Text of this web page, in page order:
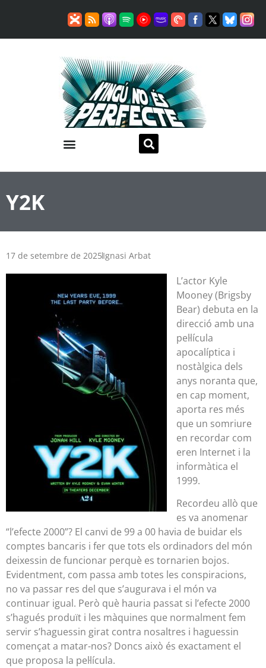
Y2K
17 de setembre de 2025Ignasi Arbat
L’actor Kyle
Mooney (Brigsby
Bear) debuta en la
direcció amb una
pel·lícula
apocalíptica i
nostàlgica dels
anys noranta que,
en cap moment,
aporta res més
que un somriure
en recordar com
eren Internet i la
informàtica el
1999.
Recordeu allò que
es va anomenar
“l’efecte 2000”? El canvi de 99 a 00 havia de buidar els
comptes bancaris i fer que tots els ordinadors del món
deixessin de funcionar perquè es tornarien bojos.
Evidentment, com passa amb totes les conspiracions,
no va passar res del que s’augurava i el món va
continuar igual. Però què hauria passat si l’efecte 2000
s’hagués produït i les màquines que normalment fem
servir s’haguessin girat contra nosaltres i haguessin
començat a matar-nos? Doncs això és exactament el
que proposa la pel·lícula.